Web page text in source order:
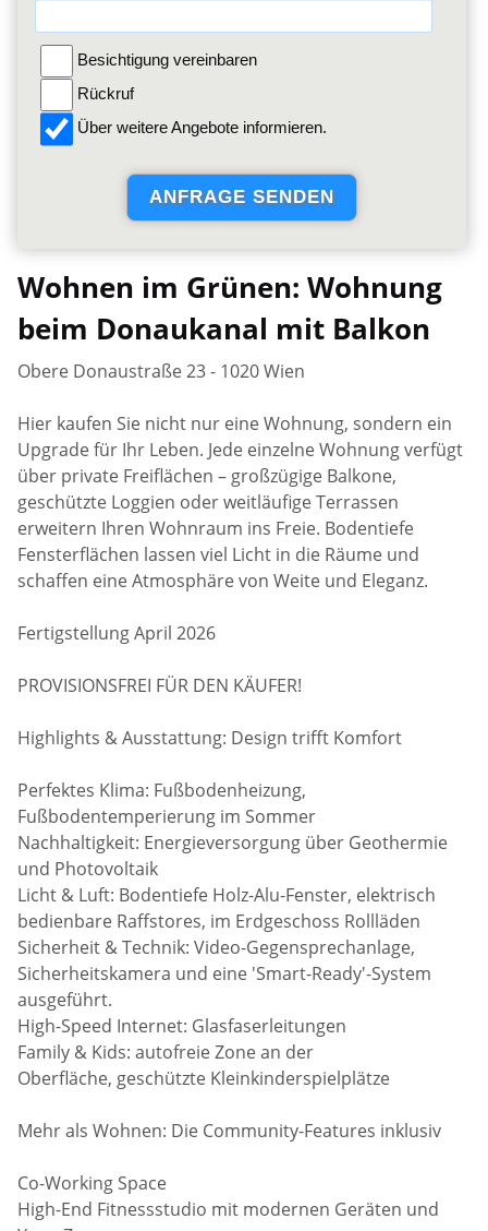
Besichtigung vereinbaren
Rückruf
Über weitere Angebote informieren.
Wohnen im Grünen: Wohnung
beim Donaukanal mit Balkon
Obere Donaustraße 23 - 1020 Wien
Hier kaufen Sie nicht nur eine Wohnung, sondern ein
Upgrade für Ihr Leben. Jede einzelne Wohnung verfügt
über private Freiflächen – großzügige Balkone,
geschützte Loggien oder weitläufige Terrassen
erweitern Ihren Wohnraum ins Freie. Bodentiefe
Fensterflächen lassen viel Licht in die Räume und
schaffen eine Atmosphäre von Weite und Eleganz.
Fertigstellung April 2026
PROVISIONSFREI FÜR DEN KÄUFER!
Highlights & Ausstattung: Design trifft Komfort
Perfektes Klima: Fußbodenheizung,
Fußbodentemperierung im Sommer
Nachhaltigkeit: Energieversorgung über Geothermie
und Photovoltaik
Licht & Luft: Bodentiefe Holz-Alu-Fenster, elektrisch
bedienbare Raffstores, im Erdgeschoss Rollläden
Sicherheit & Technik: Video-Gegensprechanlage,
Sicherheitskamera und eine 'Smart-Ready'-System
ausgeführt.
High-Speed Internet: Glasfaserleitungen
Family & Kids: autofreie Zone an der
Oberfläche, geschützte Kleinkinderspielplätze
Mehr als Wohnen: Die Community-Features inklusiv
Co-Working Space
High-End Fitnessstudio mit modernen Geräten und